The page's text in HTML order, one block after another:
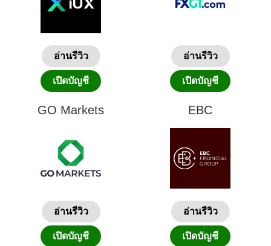
อ่านรีวิว
เปิดบัญชี
อ่านรีวิว
เปิดบัญชี
GO Markets
อ่านรีวิว
เปิดบัญชี
EBC
อ่านรีวิว
เปิดบัญชี